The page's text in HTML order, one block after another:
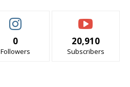
0
Followers
20,910
Subscribers